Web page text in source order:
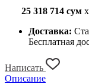
25 318 714 сум
Доставка:
Бесплатная
Написать
Описание